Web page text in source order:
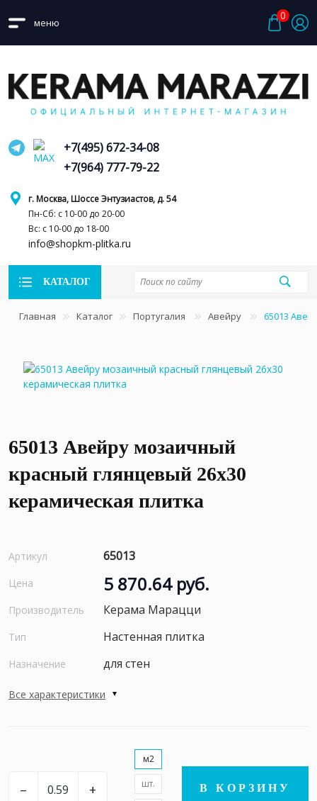
меню
0
г. Москва, Шоссе Энтузиастов, д. 54
Пн-Сб: с 10-00 до 20-00
Вс: с 10-00 до 18-00
info@shopkm-plitka.ru
+7(495) 672-34-08
+7(964) 777-79-22
КАТАЛОГ
Главная Каталог Португалия Авейру 65013
65013 Авейру мозаичный
красный глянцевый 26х30
керамическая плитка
Артикул 65013
Цена 5 870.64 руб.
Производитель Керама Марацци
Тип Настенная плитка
Назначение для стен
Все характеристики
– +
м2
шт. В КОРЗИНУ